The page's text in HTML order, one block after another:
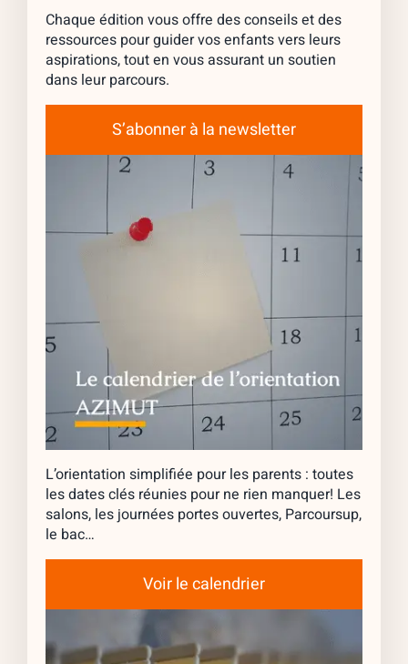
Chaque édition vous offre des conseils et des
ressources pour guider vos enfants vers leurs
aspirations, tout en vous assurant un soutien
dans leur parcours.
S’abonner à la newsletter
L’orientation simplifiée pour les parents : toutes
les dates clés réunies pour ne rien manquer! Les
salons, les journées portes ouvertes, Parcoursup,
le bac…
Voir le calendrier